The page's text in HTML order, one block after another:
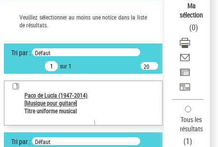
Paco de Lucía (1947-2014)
Titre uniforme musical
Œuvre
Sauvegarder votre
recherche
AFFINER
Type de notice d'autorité
Œuvre(1)
Veuillez sélectionner au moins une notice dans la liste
de résultats.
Tri par : Défaut
sur 1
20
résultats/page
1
Paco de Lucía (1947-2014)
[Musique pour guitare]
Titre uniforme musical
Tri par : Défaut
Ma
sélection
(0)
Tous les
résultats
(1)